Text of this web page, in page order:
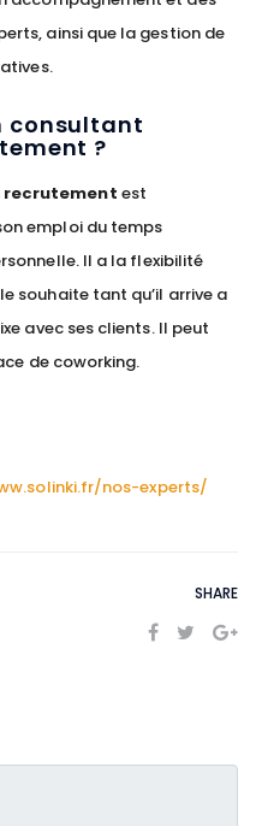
ainsi que la gestion de
consultant
?
recrutement est
emploi du temps
Il a la flexibilité
souhaite tant qu’il arrive a
avec ses clients. Il peut
de coworking.
nos-experts/
SHARE